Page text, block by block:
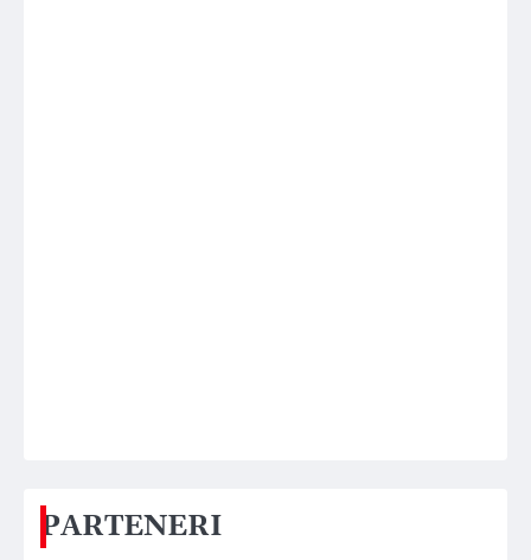
PARTENERI